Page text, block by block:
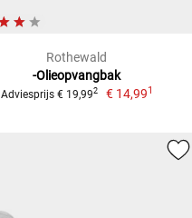
Rothewald
-Olieopvangbak
Adviesprijs € 19,992 € 14,991